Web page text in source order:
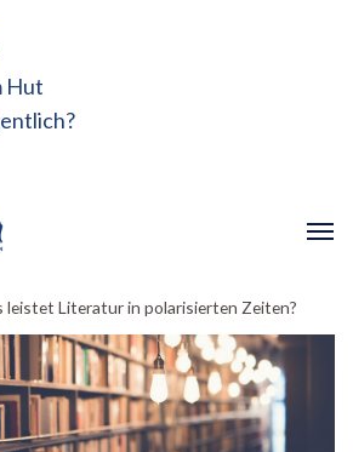
Hut
leistet Literatur in polarisierten Zeiten?